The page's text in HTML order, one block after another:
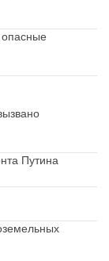
Путина